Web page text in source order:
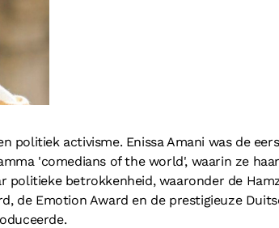
politiek activisme. Enissa Amani was de
'comedians of the world', waarin ze
betrokkenheid, waaronder de
de Emotion Award en de prestigieuze